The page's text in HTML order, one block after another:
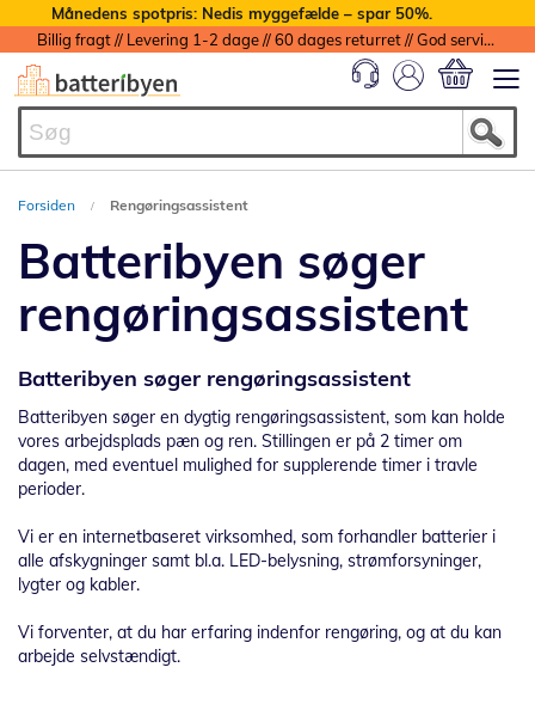
Månedens spotpris: Nedis myggefælde – spar 50%.
Billig fragt // Levering 1-2 dage // 60 dages returret // God service med garanti
Forsiden Rengøringsassistent
Batteribyen søger
rengøringsassistent
Batteribyen søger rengøringsassistent
Batteribyen søger en dygtig rengøringsassistent, som kan holde
vores arbejdsplads pæn og ren. Stillingen er på 2 timer om
dagen, med eventuel mulighed for supplerende timer i travle
perioder.
Vi er en internetbaseret virksomhed, som forhandler batterier i
alle afskygninger samt bl.a. LED-belysning, strømforsyninger,
lygter og kabler.
Vi forventer, at du har erfaring indenfor rengøring, og at du kan
arbejde selvstændigt.